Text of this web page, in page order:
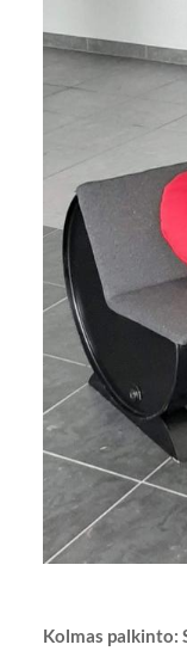
Kolmas palkinto: